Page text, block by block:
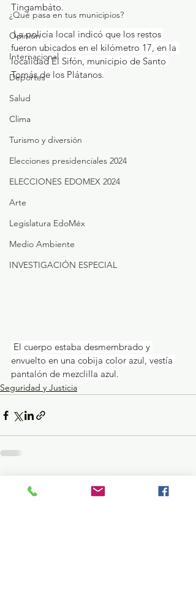
¿Qué pasa en tus municipios?
Opinión
Internacional
Deportes
Salud
Clima
Turismo y diversión
Elecciones presidenciales 2024
ELECCIONES EDOMEX 2024
Arte
Legislatura EdoMéx
Medio Ambiente
INVESTIGACIÓN ESPECIAL
Tingambáto.
La policía local indicó que los restos
fueron ubicados en el kilómetro 17, en la
localidad El Sifón, municipio de Santo
Tomás de los Plátanos.
envuelto en una cobija color azul, vestía
pantalón de mezclilla azul.
Seguridad y Justicia
Entradas recientes Ver todo